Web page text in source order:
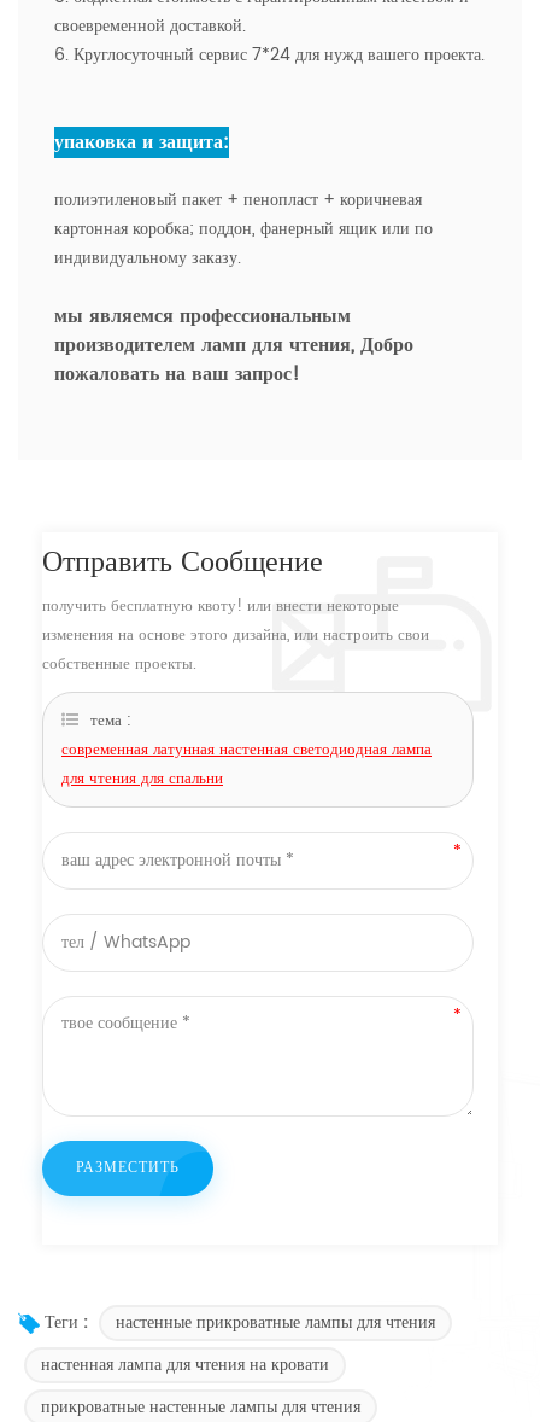
своевременной доставкой.
6. Круглосуточный сервис 7*24 для нужд вашего проекта.
упаковка и защита:
полиэтиленовый пакет + пенопласт + коричневая
картонная коробка; поддон, фанерный ящик или по
индивидуальному заказу.
мы являемся профессиональным
производителем ламп для чтения,Добро
пожаловать на ваш запрос!
Отправить Сообщение
получить бесплатную квоту! или внести некоторые
изменения на основе этого дизайна, или настроить свои
собственные проекты.
тема :
современная латунная настенная светодиодная лампа
для чтения для спальни
Теги :
настенные прикроватные лампы для чтения
настенная лампа для чтения на кровати
прикроватные настенные лампы для чтения